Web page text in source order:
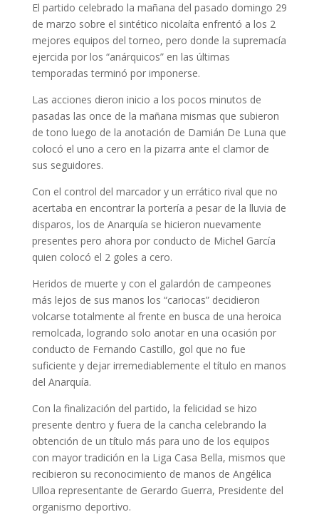
El partido celebrado la mañana del pasado domingo 29
de marzo sobre el sintético nicolaíta enfrentó a los 2
mejores equipos del torneo, pero donde la supremacía
ejercida por los “anárquicos” en las últimas
temporadas terminó por imponerse.
Las acciones dieron inicio a los pocos minutos de
pasadas las once de la mañana mismas que subieron
de tono luego de la anotación de Damián De Luna que
colocó el uno a cero en la pizarra ante el clamor de
sus seguidores.
Con el control del marcador y un errático rival que no
acertaba en encontrar la portería a pesar de la lluvia de
disparos, los de Anarquía se hicieron nuevamente
presentes pero ahora por conducto de Michel García
quien colocó el 2 goles a cero.
Heridos de muerte y con el galardón de campeones
más lejos de sus manos los “cariocas” decidieron
volcarse totalmente al frente en busca de una heroica
remolcada, logrando solo anotar en una ocasión por
conducto de Fernando Castillo, gol que no fue
suficiente y dejar irremediablemente el título en manos
del Anarquía.
Con la finalización del partido, la felicidad se hizo
presente dentro y fuera de la cancha celebrando la
obtención de un título más para uno de los equipos
con mayor tradición en la Liga Casa Bella, mismos que
recibieron su reconocimiento de manos de Angélica
Ulloa representante de Gerardo Guerra, Presidente del
organismo deportivo.